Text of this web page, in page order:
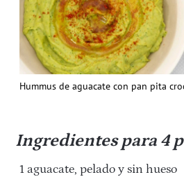
Hummus de aguacate con pan pita
Ingredientes para 4
1 aguacate, pelado y sin hueso